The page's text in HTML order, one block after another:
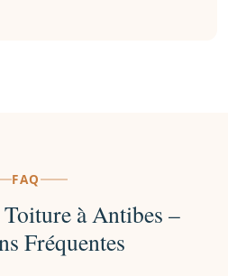
FAQ
à Antibes –
Fréquentes